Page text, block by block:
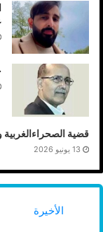
قضية
13 يونيو 2026
الأخيرة